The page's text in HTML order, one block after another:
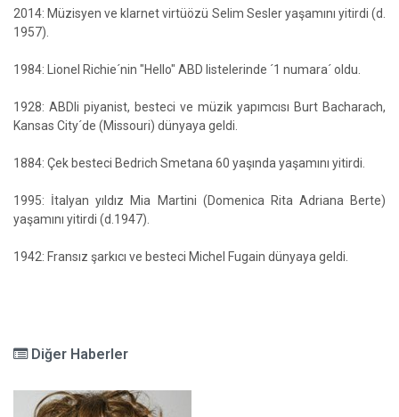
2014: Müzisyen ve klarnet virtüözü Selim Sesler yaşamını yitirdi (d.
1957).
1984: Lionel Richie´nin "Hello" ABD listelerinde ´1 numara´ oldu.
1928: ABDli piyanist, besteci ve müzik yapımcısı Burt Bacharach,
Kansas City´de (Missouri) dünyaya geldi.
1884: Çek besteci Bedrich Smetana 60 yaşında yaşamını yitirdi.
1995: İtalyan yıldız Mia Martini (Domenica Rita Adriana Berte)
yaşamını yitirdi (d.1947).
1942: Fransız şarkıcı ve besteci Michel Fugain dünyaya geldi.
Diğer Haberler